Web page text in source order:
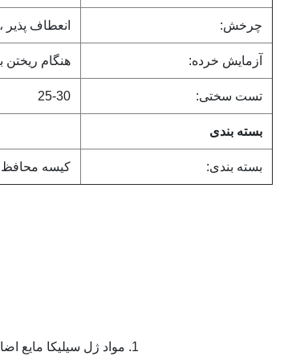
چرخش: انعطاف
آزمایش خرده: هنگام ریختن بیش از 60،000 بار ، هیچ
تست سختی: 25-30
بسته بندی
بسته بندی: کیسه محافظ 1 عدد/opp
1. مواد ژل سیلیکا مایع اضافی با قابلیت ارتجاعی بالا ، مقاومت در برابر درجه حرارت بالا و مقاومت در برابر سایش.